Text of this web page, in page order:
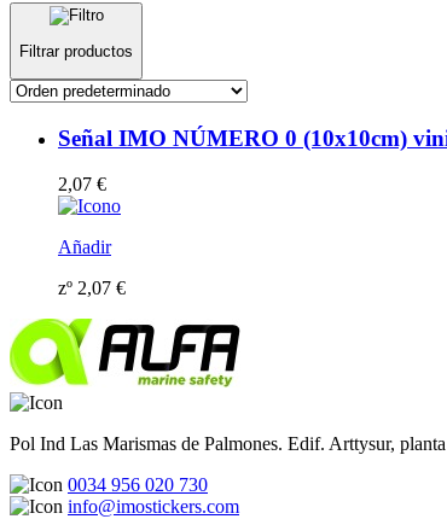
Filtrar productos
Señal IMO NÚMERO 0 (10x10cm)
2,07 €
Añadir
zº 2,07 €
Pol Ind Las Marismas de Palmones. Edif. Arttysur,
0034 956 020 730
info@imostickers.com